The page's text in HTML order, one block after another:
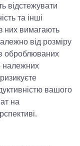
відстежувати
та інші
них вимагають
від розміру
оброблюваних
належних
вашого
на